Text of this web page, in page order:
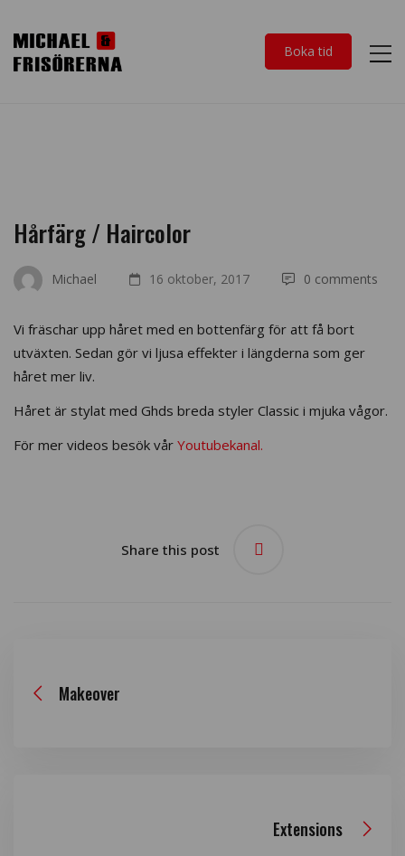
Boka tid
Hårfärg / Haircolor
Michael 16 oktober, 2017 0 comments
Vi fräschar upp håret med en bottenfärg för att få bort
utväxten. Sedan gör vi ljusa effekter i längderna som ger
håret mer liv.
Håret är stylat med Ghds breda styler Classic i mjuka vågor.
För mer videos besök vår Youtubekanal.
Share this post
Makeover
Extensions